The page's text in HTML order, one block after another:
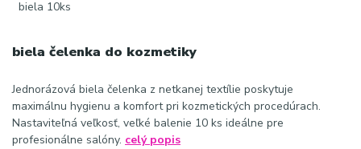
biela čelenka do kozmetiky
Jednorázová biela čelenka z netkanej textílie poskytuje
maximálnu hygienu a komfort pri kozmetických procedúrach.
Nastaviteľná veľkosť, veľké balenie 10 ks ideálne pre
profesionálne salóny. celý popis